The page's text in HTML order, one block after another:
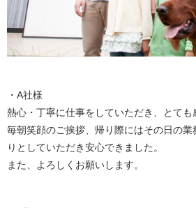
・A社様
熱心・丁寧に仕事をしていただき、とても
毎朝笑顔のご挨拶、帰り際にはその日の
りとしていただき安心できました。
また、よろしくお願いします。